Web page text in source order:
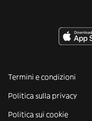
Termini e condizioni
Politica sulla privacy
Politica sui cookie